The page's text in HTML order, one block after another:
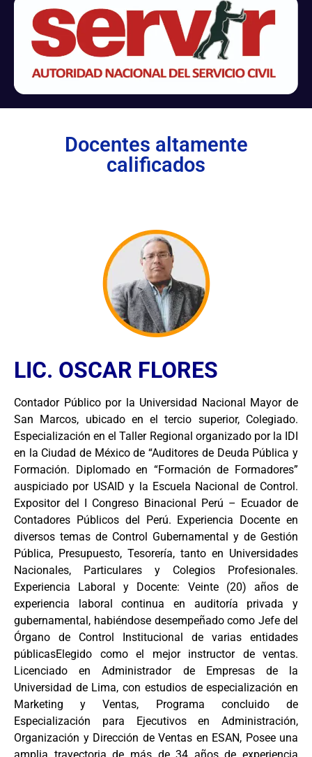
Docentes altamente
calificados
LIC. OSCAR FLORES
Contador Público por la Universidad Nacional Mayor de
San Marcos, ubicado en el tercio superior, Colegiado.
Especialización en el Taller Regional organizado por la IDI
en la Ciudad de México de “Auditores de Deuda Pública y
Formación. Diplomado en “Formación de Formadores”
auspiciado por USAID y la Escuela Nacional de Control.
Expositor del I Congreso Binacional Perú – Ecuador de
Contadores Públicos del Perú. Experiencia Docente en
diversos temas de Control Gubernamental y de Gestión
Pública, Presupuesto, Tesorería, tanto en Universidades
Nacionales, Particulares y Colegios Profesionales.
Experiencia Laboral y Docente: Veinte (20) años de
experiencia laboral continua en auditoría privada y
gubernamental, habiéndose desempeñado como Jefe del
Órgano de Control Institucional de varias entidades
públicasElegido como el mejor instructor de ventas.
Licenciado en Administrador de Empresas de la
Universidad de Lima, con estudios de especialización en
Marketing y Ventas, Programa concluido de
Especialización para Ejecutivos en Administración,
Organización y Dirección de Ventas en ESAN, Posee una